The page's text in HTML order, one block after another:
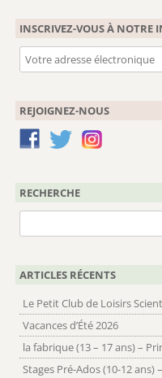
INSCRIVEZ-VOUS À NOTRE
REJOIGNEZ-NOUS
RECHERCHE
ARTICLES RÉCENTS
Le Petit Club de Loisirs
Vacances d’Été 2026
la fabrique (13 – 17 ans) –
Stages Pré-Ados (10-12 ans)